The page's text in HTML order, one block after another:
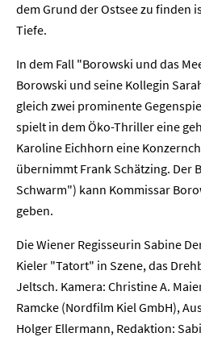
dem Grund der Ostsee zu finden
Tiefe.
In dem Fall "Borowski und das
Borowski und seine Kollegin
gleich zwei prominente
spielt in dem Öko-Thriller eine
Karoline Eichhorn eine
übernimmt Frank Schätzing. Der
Schwarm") kann Kommissar
geben.
Die Wiener Regisseurin Sabine
Kieler "Tatort" in Szene, das
Jeltsch. Kamera: Christine A.
Ramcke (Nordfilm Kiel GmbH),
Holger Ellermann, Redaktion:
Home